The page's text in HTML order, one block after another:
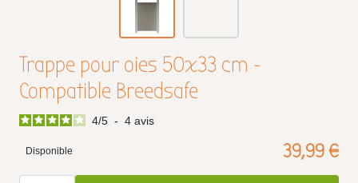
Trappe pour oies 50x33 cm -
Compatible Breedsafe
4/5 - 4 avis
Disponible 39,99 €